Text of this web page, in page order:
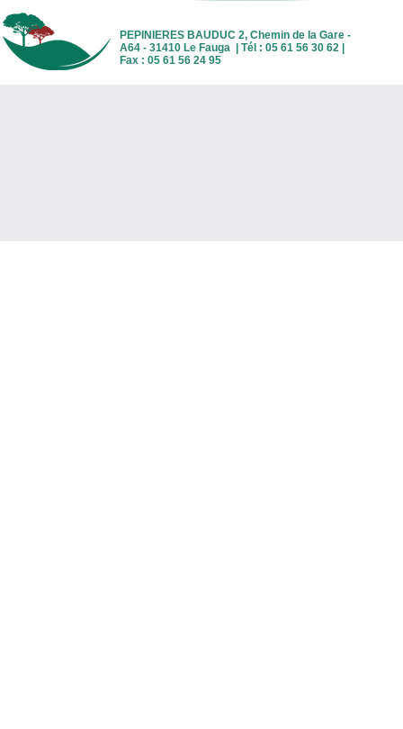
PEPINIERES BAUDUC 2, Chemin de la Gare -
A64 - 31410 Le Fauga | Tél : 05 61 56 30 62 |
Fax : 05 61 56 24 95